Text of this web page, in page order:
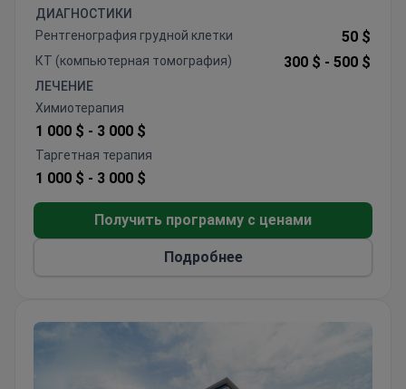
GMP) и иммунотерапия NK-клетками
Аккредитация ISO 9001:2015, комплексные
программы лечения
Специализация на сочетании онкотермии с
процедурами HIPEC и протоколами
повышения иммунитета
Диагностика ПЭТ/КТ и передовые методы
планирования лучевой терапии
ДИАГНОСТИКИ
Рентгенография грудной клетки
50 $
КТ (компьютерная томография) 300 $ - 500 $
ЛЕЧЕНИЕ
Химиотерапия
1 000 $ - 3 000 $
Таргетная терапия
1 000 $ - 3 000 $
Получить программу с ценами
Подробнее